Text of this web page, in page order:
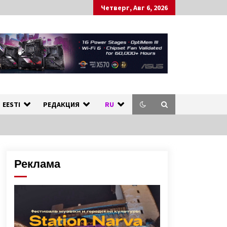
Четверг, Авг 6, 2026
EESTI РЕДАКЦИЯ RU
Реклама